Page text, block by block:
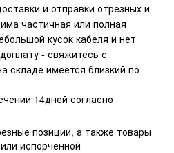
и отправки отрезных и
частичная или полная
кусок кабеля и нет
- свяжитесь с
складе имеется близкий по
14дней согласно
позиции, а также товары
испорченной